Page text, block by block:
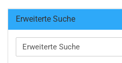
Erweiterte Suche
Erweiterte
Suche